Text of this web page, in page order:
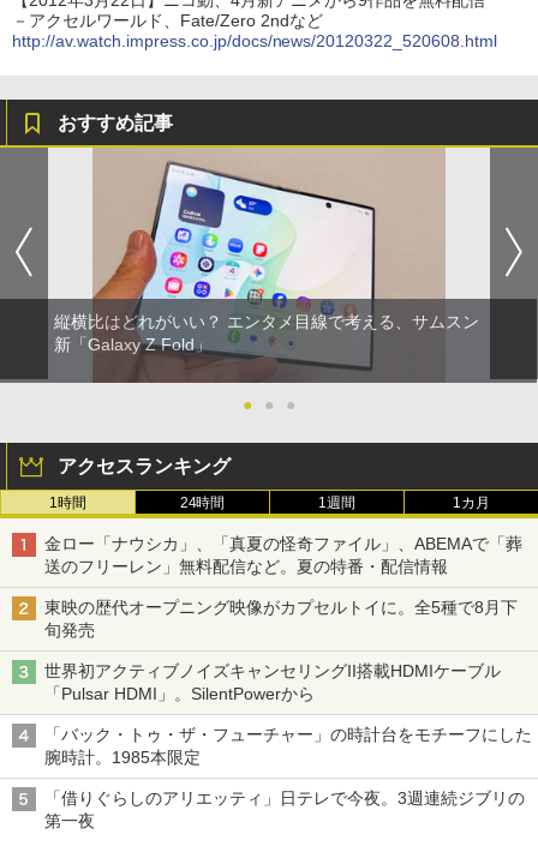
－アクセルワールド、Fate/Zero 2ndなど
http://av.watch.impress.co.jp/docs/news/20120322_520608.html
おすすめ記事
縦横比はどれがいい？ エンタメ目線で考える、サムスン
新「Galaxy Z Fold」
● ● ●
アクセスランキング
1時間 24時間 1週間 1カ月
金ロー「ナウシカ」、「真夏の怪奇ファイル」、ABEMAで「葬
送のフリーレン」無料配信など。夏の特番・配信情報
東映の歴代オープニング映像がカプセルトイに。全5種で8月下
旬発売
世界初アクティブノイズキャンセリングII搭載HDMIケーブル
「Pulsar HDMI」。SilentPowerから
「バック・トゥ・ザ・フューチャー」の時計台をモチーフにした
腕時計。1985本限定
「借りぐらしのアリエッティ」日テレで今夜。3週連続ジブリの
第一夜